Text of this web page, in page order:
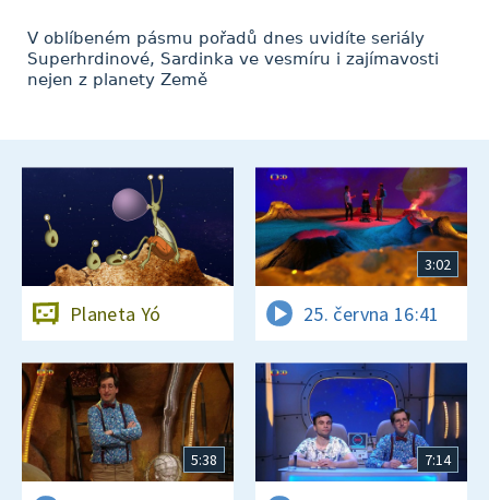
V oblíbeném pásmu pořadů dnes uvidíte seriály
Superhrdinové, Sardinka ve vesmíru i zajímavosti
nejen z planety Země
Planeta Yó
3:02
25. června 16:41
5:38 7:14